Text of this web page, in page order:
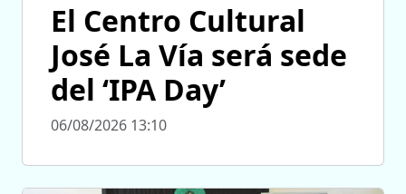
El Centro Cultural
José La Vía será sede
del ‘IPA Day’
06/08/2026 13:10